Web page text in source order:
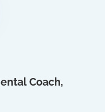
Coach,